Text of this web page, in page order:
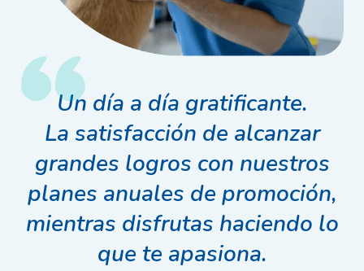
Un día a día gratificante.
La satisfacción de alcanzar
grandes logros con nuestros
planes anuales de promoción,
mientras disfrutas haciendo lo
que te apasiona.